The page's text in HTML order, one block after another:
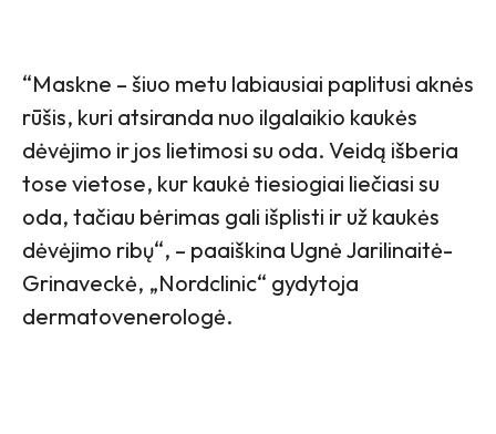
“Maskne – šiuo metu labiausiai paplitusi aknės
rūšis, kuri atsiranda nuo ilgalaikio kaukės
dėvėjimo ir jos lietimosi su oda. Veidą išberia
tose vietose, kur kaukė tiesiogiai liečiasi su
oda, tačiau bėrimas gali išplisti ir už kaukės
dėvėjimo ribų“, – paaiškina Ugnė Jarilinaitė-
Grinaveckė, „Nordclinic“ gydytoja
dermatovenerologė.